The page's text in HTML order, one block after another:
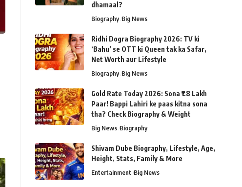
dhamaal?
Biography Big News
Ridhi Dogra Biography 2026: TV ki
‘Bahu’ se OTT ki Queen tak ka Safar,
Net Worth aur Lifestyle
Biography Big News
Gold Rate Today 2026: Sona ₹1.8 Lakh
Paar! Bappi Lahiri ke paas kitna sona
tha? Check Biography & Weight
Big News Biography
Shivam Dube Biography, Lifestyle, Age,
Height, Stats, Family & More
Entertainment Big News